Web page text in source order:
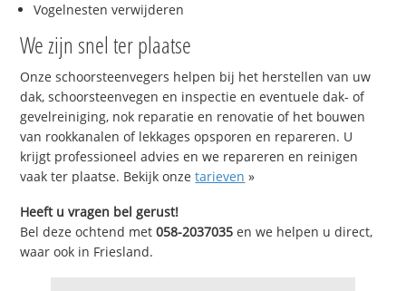
Vogelnesten verwijderen
We zijn snel ter plaatse
Onze schoorsteenvegers helpen bij het herstellen van uw
dak, schoorsteenvegen en inspectie en eventuele dak- of
gevelreiniging, nok reparatie en renovatie of het bouwen
van rookkanalen of lekkages opsporen en repareren. U
krijgt professioneel advies en we repareren en reinigen
vaak ter plaatse. Bekijk onzetarieven »
Heeft u vragen bel gerust!
Bel deze ochtend met058-2037035 en we helpen u direct,
waar ook in Friesland.